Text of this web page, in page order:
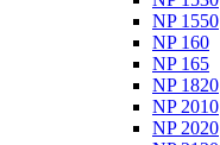
NP 1550
NP 160
NP 165
NP 1820
NP 2010
NP 2020